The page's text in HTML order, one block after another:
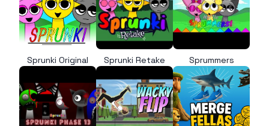
Sprunki Original Sprunki Retake Sprummers